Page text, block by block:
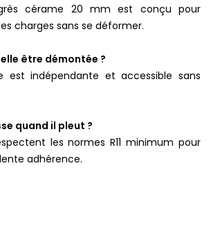
cérame 20 mm est conçu pour
charges sans se déformer.
être démontée ?
est indépendante et accessible sans
quand il pleut ?
les normes R11 minimum pour
adhérence.